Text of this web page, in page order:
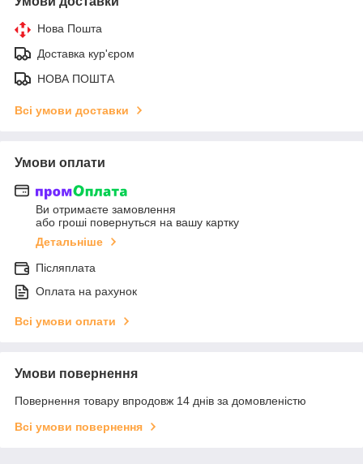
Нова Пошта
Доставка кур'єром
НОВА ПОШТА
Всі умови доставки
Умови оплати
Ви отримаєте замовлення
або гроші повернуться на вашу картку
Детальніше
Післяплата
Оплата на рахунок
Всі умови оплати
Умови повернення
Повернення товару впродовж 14 днів за домовленістю
Всі умови повернення